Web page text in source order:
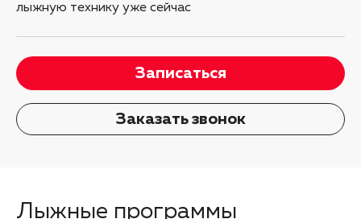
лыжную технику уже сейчас
Записаться
Заказать звонок
Лыжные программы